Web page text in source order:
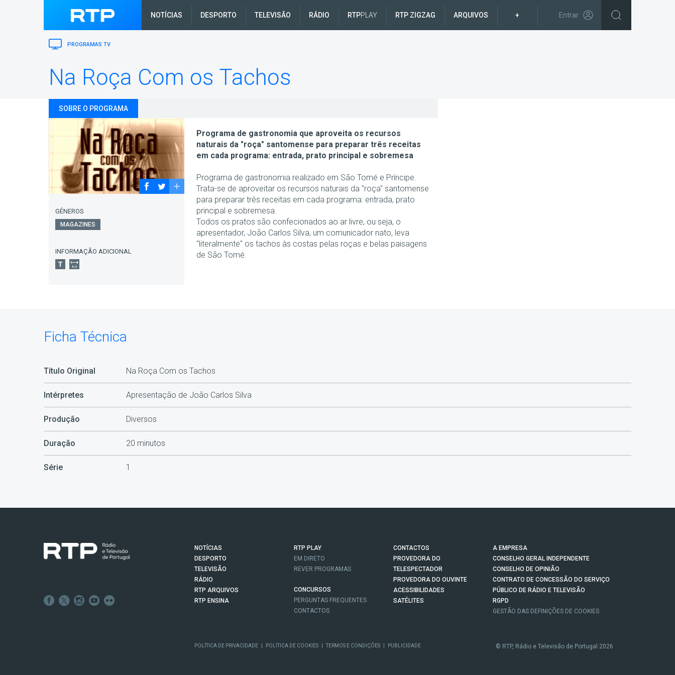
NOTÍCIAS DESPORTO TELEVISÃO RÁDIO RTPPLAY RTP ZIGZAG ARQUIVOS + Entrar
PROGRAMAS TV
Na Roça Com os Tachos
SOBRE O PROGRAMA
GÉNEROS
MAGAZINES
INFORMAÇÃO ADICIONAL
Programa de gastronomia que aproveita os recursos
naturais da "roça" santomense para preparar três receitas
em cada programa: entrada, prato principal e sobremesa
Programa de gastronomia realizado em São Tomé e Príncipe.
Trata-se de aproveitar os recursos naturais da "roça" santomense
para preparar três receitas em cada programa: entrada, prato
principal e sobremesa.
Todos os pratos são confecionados ao ar livre, ou seja, o
apresentador, João Carlos Silva, um comunicador nato, leva
"literalmente" os tachos às costas pelas roças e belas paisagens
de São Tomé.
Ficha Técnica
Título Original Na Roça Com os Tachos
Intérpretes Apresentação de João Carlos Silva
Produção Diversos
Duração 20 minutos
Série 1
NOTÍCIAS
DESPORTO
TELEVISÃO
RÁDIO
RTP ARQUIVOS
RTP ENSINA
RTP PLAY
EM DIRETO
REVER PROGRAMAS
CONCURSOS
PERGUNTAS FREQUENTES
CONTACTOS
CONTACTOS
PROVEDORA DO
TELESPECTADOR
PROVEDORA DO OUVINTE
ACESSIBILIDADES
SATÉLITES
A EMPRESA
CONSELHO GERAL INDEPENDENTE
CONSELHO DE OPINIÃO
CONTRATO DE CONCESSÃO DO SERVIÇO
PÚBLICO DE RÁDIO E TELEVISÃO
RGPD
GESTÃO DAS DEFINIÇÕES DE COOKIES
POLÍTICA DE PRIVACIDADE POLÍTICA DE COOKIES TERMOS E CONDIÇÕES PUBLICIDADE © RTP, Rádio e Televisão de Portugal 2026